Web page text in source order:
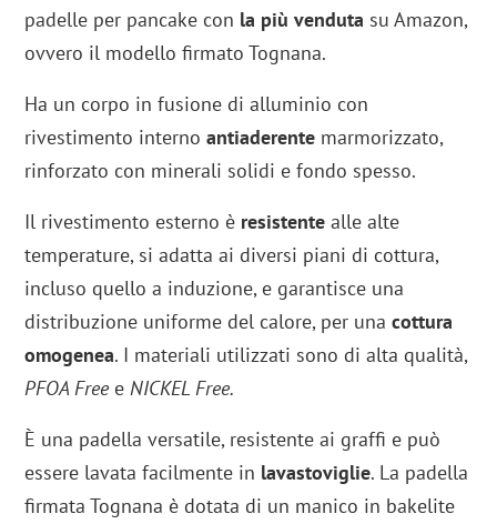
padelle per pancake con la più venduta su Amazon,
ovvero il modello firmato Tognana.
Ha un corpo in fusione di alluminio con
rivestimento internoantiaderente marmorizzato,
rinforzato con minerali solidi e fondo spesso.
Il rivestimento esterno è resistente alle alte
temperature, si adatta ai diversi piani di cottura,
incluso quello a induzione, e garantisce una
distribuzione uniforme del calore, per unacottura
omogenea. I materiali utilizzati sono di alta qualità,
PFOA FreeeNICKEL Free.
È una padella versatile, resistente ai graffi e può
essere lavata facilmente in lavastoviglie. La padella
firmata Tognana è dotata di un manico in bakelite